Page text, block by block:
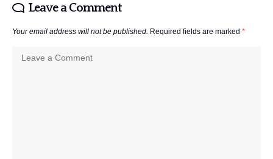
Leave a Comment
Your email address will not be published. Required fields are marked *